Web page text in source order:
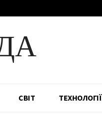
СВІТ ТЕХНОЛОГІЇ